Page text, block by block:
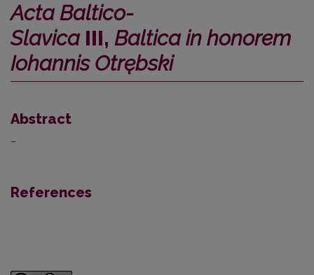
Acta Baltico-
SlavicaIII, Baltica in honorem
Iohannis Otrębski
Abstract
–
References